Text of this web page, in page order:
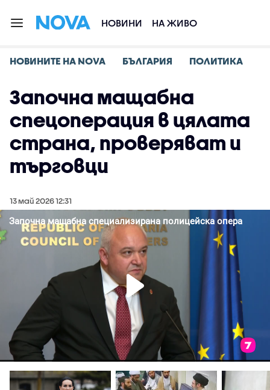
НОВИНИ НА ЖИВО
НОВИНИТЕ НА NOVA БЪЛГАРИЯ ПОЛИТИКА
Започна мащабна
спецоперация в цялата
страна, проверяват и
търговци
13 май 2026 12:31